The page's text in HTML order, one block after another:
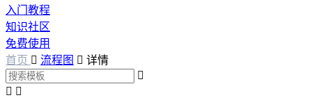
入门教程
知识社区
免费使用
首页  流程图  详情

 